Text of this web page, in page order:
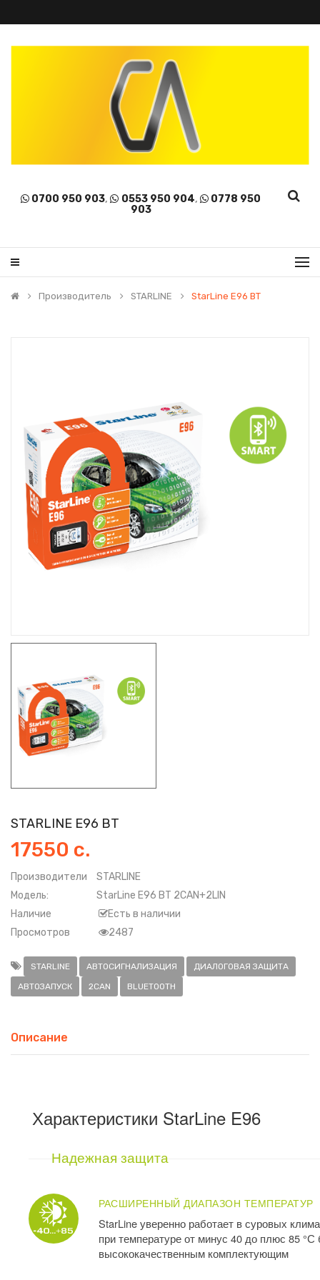
0700 950 903, 0553 950 904,
0778 950
903
Производитель STARLINE StarLine E96 BT
STARLINE E96 BT
17550 с.
Производители
STARLINE
Модель:
StarLine E96 BT 2CAN+2LIN
Наличие
Есть в наличии
Просмотров
2487
STARLINE АВТОСИГНАЛИЗАЦИЯ
ДИАЛОГОВАЯ ЗАЩИТА
АВТОЗАПУСК
2CAN BLUETOOTH
Описание
Характеристики StarLine E96
Надежная защита
РАСШИРЕННЫЙ ДИАПАЗОН ТЕМПЕРАТУР
StarLine уверенно работает в суровых
при температуре от минус 40 до плюс 85 °С
высококачественным комплектующим